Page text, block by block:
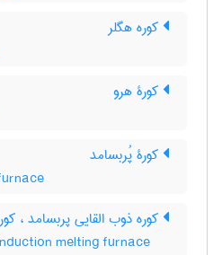
کوره هگلر
کورۀ هرو
کورۀ پُربسامد
کوره ذوب القایی پربسامد ،
melting furnace